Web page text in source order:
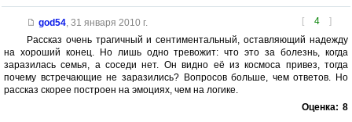
[ 4 ]
god54, 31 января 2010 г.
Рассказ очень трагичный и сентиментальный, оставляющий надежду
на хороший конец. Но лишь одно тревожит: что это за болезнь, когда
заразилась семья, а соседи нет. Он видно её из космоса привез, тогда
почему встречающие не заразились? Вопросов больше, чем ответов. Но
рассказ скорее построен на эмоциях, чем на логике.
Оценка: 8